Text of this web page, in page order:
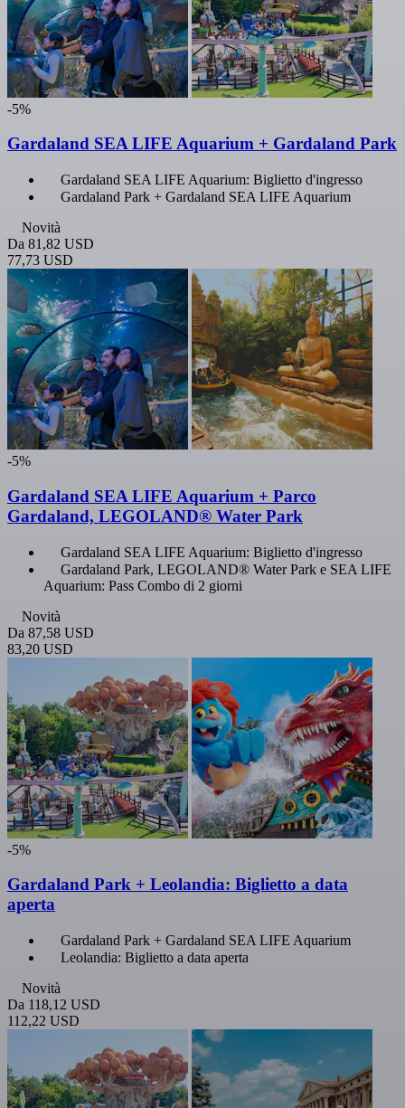
-5%
Gardaland SEA LIFE Aquarium + Gardaland Park
Gardaland SEA LIFE Aquarium: Biglietto d'ingresso
Gardaland Park + Gardaland SEA LIFE Aquarium
Novità
Da 81,82 USD
77,73 USD
-5%
Gardaland SEA LIFE Aquarium + Parco
Gardaland, LEGOLAND® Water Park
Gardaland SEA LIFE Aquarium: Biglietto d'ingresso
Gardaland Park, LEGOLAND® Water Park e SEA LIFE
Aquarium: Pass Combo di 2 giorni
Novità
Da 87,58 USD
83,20 USD
-5%
Gardaland Park + Leolandia: Biglietto a data
aperta
Gardaland Park + Gardaland SEA LIFE Aquarium
Leolandia: Biglietto a data aperta
Novità
Da 118,12 USD
112,22 USD